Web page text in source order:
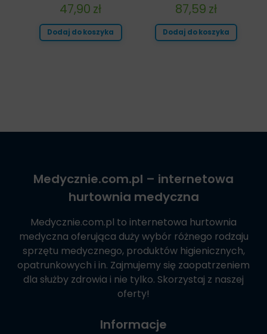
87,59 zł
Dodaj do koszyka
47,90 zł
Dodaj do koszyka
Medycznie.com.pl – internetowa
hurtownia medyczna
Medycznie.com.pl to internetowa hurtownia
medyczna oferująca duży wybór różnego rodzaju
sprzętu medycznego, produktów higienicznych,
opatrunkowych i in. Zajmujemy się zaopatrzeniem
dla służby zdrowia i nie tylko. Skorzystaj z naszej
oferty!
Informacje